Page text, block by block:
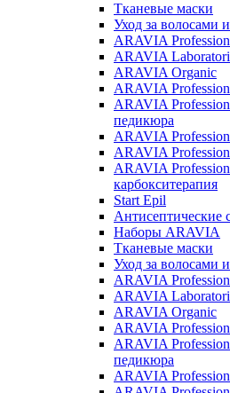
Тканевые маски
Уход за волосами
ARAVIA
ARAVIA
ARAVIA Organic
ARAVIA
ARAVIA
педикюра
ARAVIA
ARAVIA
ARAVIA
карбокситерапия
Start Epil
Антисептические
Наборы ARAVIA
Тканевые маски
Уход за волосами
ARAVIA
ARAVIA
ARAVIA Organic
ARAVIA
ARAVIA
педикюра
ARAVIA